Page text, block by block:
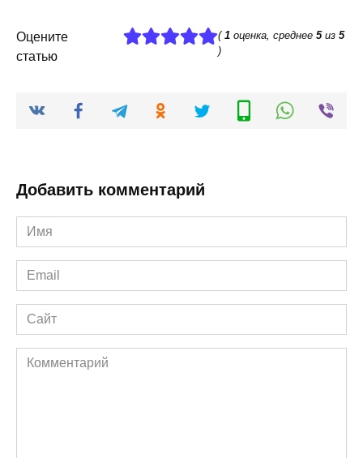
Оцените
статью
(1оценка, среднее 5из 5
)
Добавить комментарий
Имя
Email
Сайт
Комментарий